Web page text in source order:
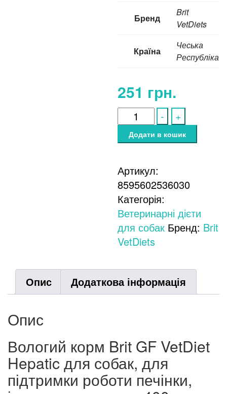
Бренд
Brit
VetDiets
Країна
Чеська
Республіка
251 грн.
-
Brit
GF
VetDiet
для
собак,
для
підтримки
роботи
печінки,
та
горошок
400
+
Додати в кошик
Артикул:
8595602536030
Категорія:
Ветеринарні дієти
для собак Бренд: Brit
VetDiets
Опис Додаткова інформація
Опис
Вологий корм Brit GF VetDiet
Hepatic для собак, для
підтримки роботи печінки,